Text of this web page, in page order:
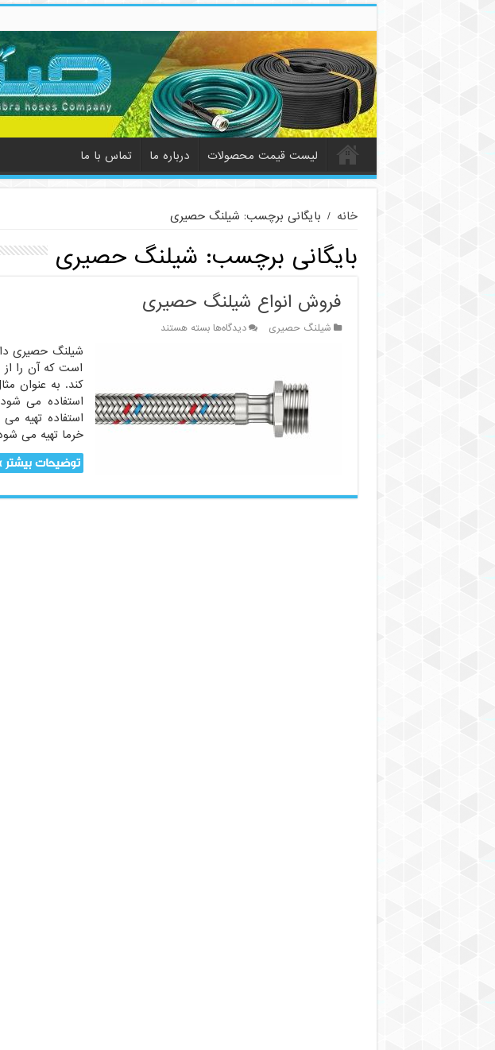
لیست قیمت محصولات درباره ما تماس با ما
خانه / بایگانی برچسب: شیلنگ حصیری
بایگانی برچسب: شیلنگ حصیری
فروش انواع شیلنگ حصیری
شیلنگ حصیری دیدگاه‌هابرای
بسته هستند
شیلنگ حصیری
است که آن را از
کند. به عنوان
استفاده می
استفاده تهیه
خرما تهیه می
توضیحات بیشتر